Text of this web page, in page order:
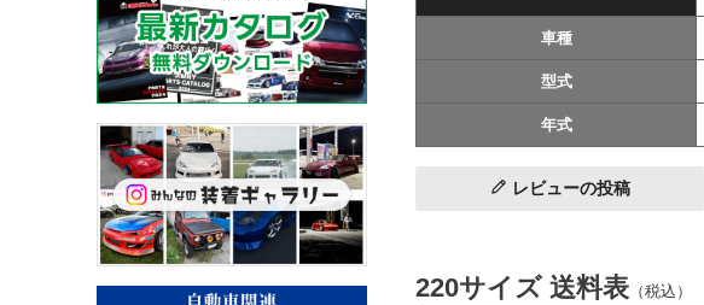
車種
型式
年式
レビューの投稿
220サイズ 送料表 （税込）